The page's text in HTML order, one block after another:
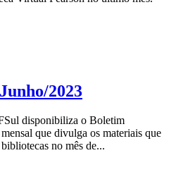
2023
disponibiliza o Boletim
que divulga os materiais que
no mês de...